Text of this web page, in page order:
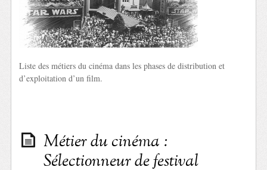
Liste des métiers du cinéma dans les phases de distribution et
d’exploitation d’un film.
Métier du cinéma :
Sélectionneur de festival